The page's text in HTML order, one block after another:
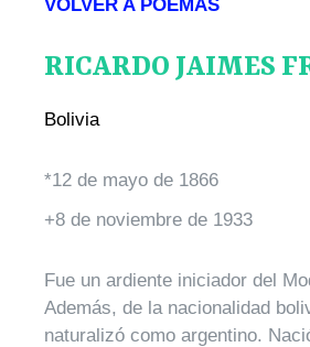
VOLVER A POEMAS
RICARDO JAIMES
Bolivia
*12 de mayo de 1866
+8 de noviembre de 1933
Fue un ardiente iniciador del
Además, de la nacionalidad
naturalizó como argentino.